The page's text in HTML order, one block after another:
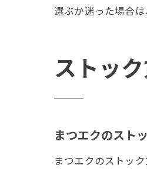
選ぶか迷った場合
ストッ
まつエクのスト
まつエクのストッ